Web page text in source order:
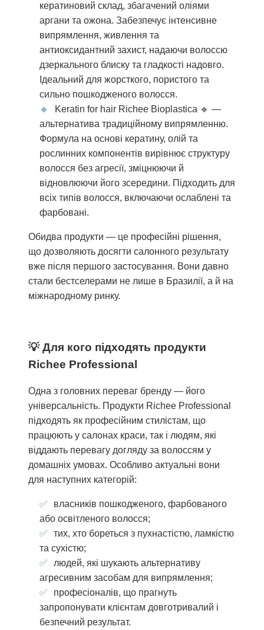
кератиновий склад, збагачений оліями
аргани та ожона. Забезпечує інтенсивне
випрямлення, живлення та
антиоксидантний захист, надаючи волоссю
дзеркального блиску та гладкості надовго.
Ідеальний для жорсткого, пористого та
сильно пошкодженого волосся.
Keratin for hair Richee Bioplastica 🔹 —
альтернатива традиційному випрямленню.
Формула на основі кератину, олій та
рослинних компонентів вирівнює структуру
волосся без агресії, зміцнюючи й
відновлюючи його зсередини. Підходить для
всіх типів волосся, включаючи ослаблені та
фарбовані.
Обидва продукти — це професійні рішення,
що дозволяють досягти салонного результату
вже після першого застосування. Вони давно
стали бестселерами не лише в Бразилії, а й на
міжнародному ринку.
Для кого підходять продукти
Richee Professional
Одна з головних переваг бренду — його
універсальність. Продукти Richee Professional
підходять як професійним стилістам, що
працюють у салонах краси, так і людям, які
віддають перевагу догляду за волоссям у
домашніх умовах. Особливо актуальні вони
для наступних категорій:
власників пошкодженого, фарбованого
або освітленого волосся;
тих, хто бореться з пухнастістю, ламкістю
та сухістю;
людей, які шукають альтернативу
агресивним засобам для випрямлення;
професіоналів, що прагнуть
запропонувати клієнтам довготривалий і
безпечний результат.